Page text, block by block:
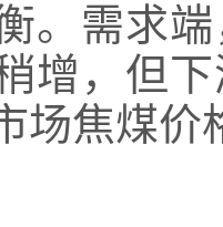
。需求
增，但
场焦煤价